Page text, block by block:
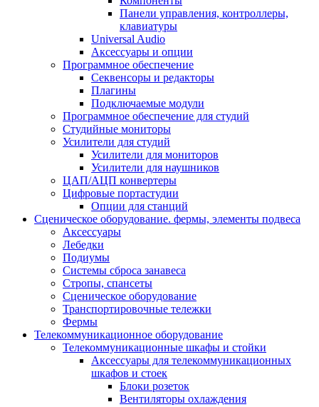
Панели управления, контроллеры,
клавиатуры
Universal Audio
Аксессуары и опции
Программное обеспечение
Cеквенсоры и редакторы
Плагины
Подключаемые модули
Программное обеспечение для студий
Студийные мониторы
Усилители для студий
Усилители для мониторов
Усилители для наушников
ЦАП/АЦП конвертеры
Цифровые портастудии
Опции для станций
Сценическое оборудование. фермы, элементы подвеса
Аксессуары
Лебедки
Подиумы
Системы сброса занавеса
Стропы, спансеты
Сценическое оборудование
Транспортировочные тележки
Фермы
Телекоммуникационное оборудование
Телекоммуникационные шкафы и стойки
Аксессуары для телекоммуникационных
шкафов и стоек
Блоки розеток
Вентиляторы охлаждения